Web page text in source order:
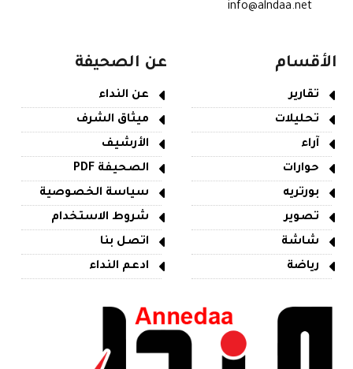
info@alndaa.net
الأقسام
تقارير
تحليلات
آراء
حوارات
بورتريه
تصوير
شاشة
رياضة
عن الصحيفة
عن النداء
ميثاق الشرف
الأرشيف
الصحيفة PDF
سياسة الخصوصية
شروط الاستخدام
اتصل بنا
ادعم النداء